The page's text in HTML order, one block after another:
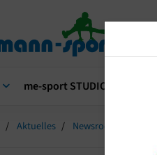
me-sport STUDIO
Aktuelles Newsroom